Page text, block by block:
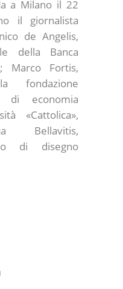
a Milano il 22
il giornalista
de Angelis,
della Banca
Marco Fortis,
fondazione
di economia
«Cattolica»,
Bellavitis,
di disegno